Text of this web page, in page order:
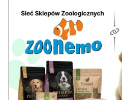
Znajdź nas
Adres
05-120 Legionowo
ul. Piłsudskiego 31,
pawilon 134